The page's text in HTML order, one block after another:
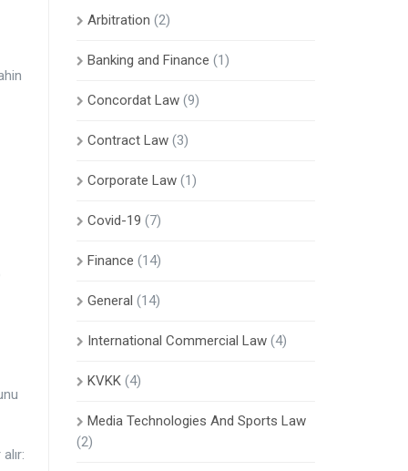
Arbitration (2)
Banking and Finance (1)
Concordat Law(9)
Contract Law(3)
Corporate Law(1)
Covid-19 (7)
Finance (14)
General (14)
International Commercial Law(4)
KVKK(4)
Media Technologies And Sports Law
(2)